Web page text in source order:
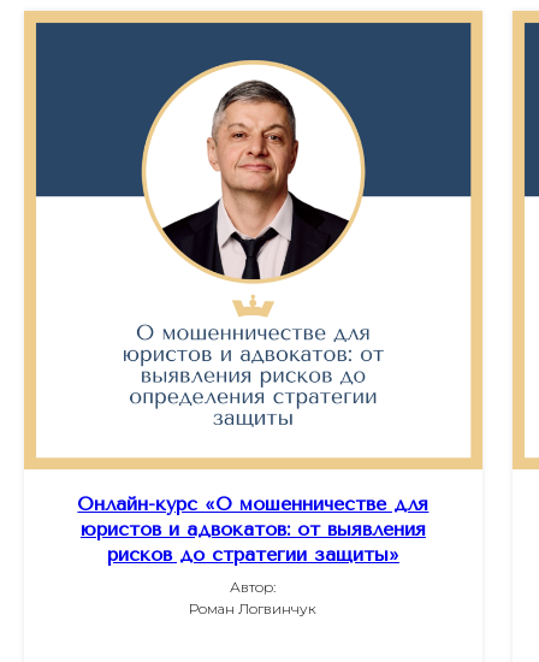
Онлайн-курс «О мошенничестве для
юристов и адвокатов: от выявления
рисков до стратегии защиты»
Автор:
Роман Логвинчук